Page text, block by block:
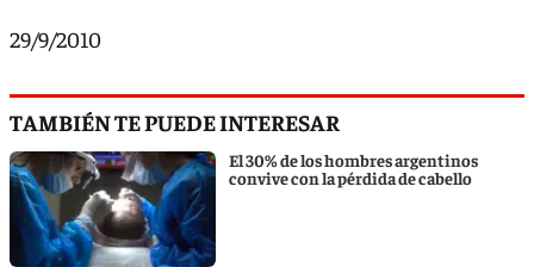
29/9/2010
TAMBIÉN TE PUEDE INTERESAR
El 30% de los hombres argentinos
convive con la pérdida de cabello